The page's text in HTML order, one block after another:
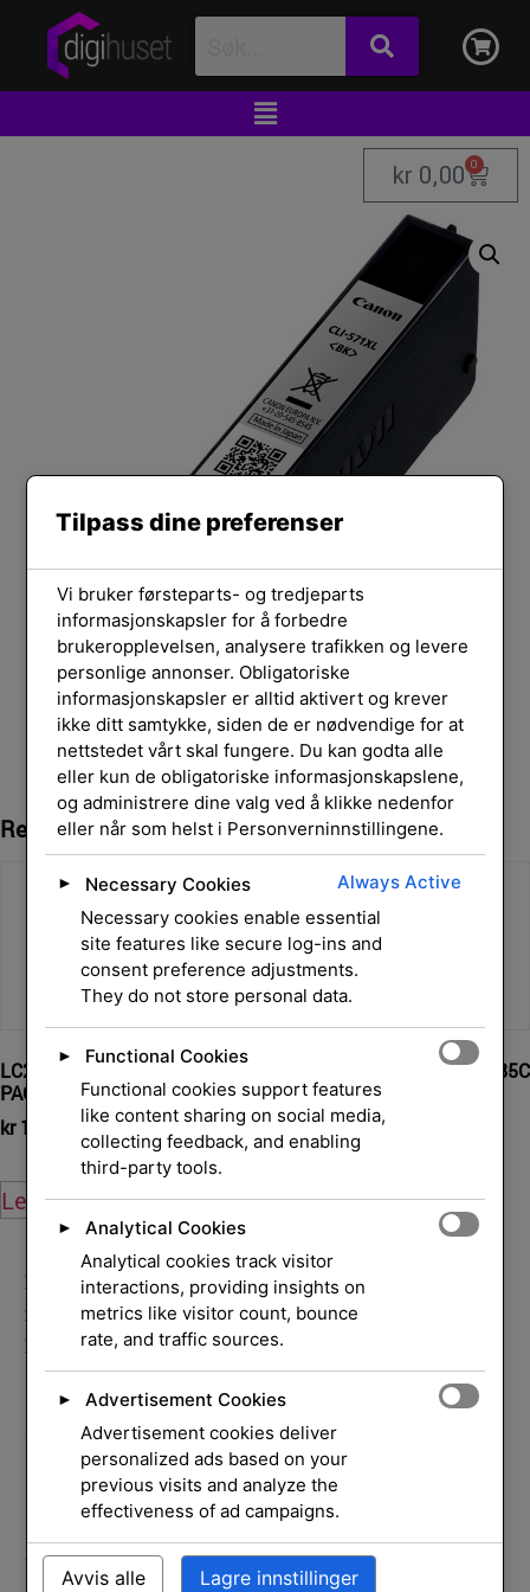
kr 0,00 0
Relaterte Produkter
LC221MBP ink MAGENTA 260
PAGE
kr124,00 eksl. mva.
Legg i handlekurv
Ink Cart/bk 450sh f DCP-185C
385C 585CW
kr525,00 eksl. mva.
Legg i handlekurv
Hjem /Skrivere og
rekvisita/Rekvisita/Blekkpatroner
Black
CLI-571XL Black
15 ml. For Canon Pixma MG57xx/68xx/77xx serie
Tilpass dine preferenser
Vi bruker førsteparts- og tredjeparts
informasjonskapsler for å forbedre
brukeropplevelsen, analysere trafikken og levere
personlige annonser. Obligatoriske
informasjonskapsler er alltid aktivert og krever
ikke ditt samtykke, siden de er nødvendige for at
nettstedet vårt skal fungere. Du kan godta alle
eller kun de obligatoriske informasjonskapslene,
og administrere dine valg ved å klikke nedenfor
eller når som helst i Personverninnstillingene.
► Necessary Cookies
Always Active
Necessary cookies enable essential
site features like secure log-ins and
consent preference adjustments.
They do not store personal data.
►
Functional Cookies
Functional cookies support features
like content sharing on social media,
collecting feedback, and enabling
third-party tools.
►
Analytical Cookies
Analytical cookies track visitor
interactions, providing insights on
metrics like visitor count, bounce
rate, and traffic sources.
►
Advertisement Cookies
Advertisement cookies deliver
personalized ads based on your
previous visits and analyze the
effectiveness of ad campaigns.
Avvis alle Lagre innstillinger